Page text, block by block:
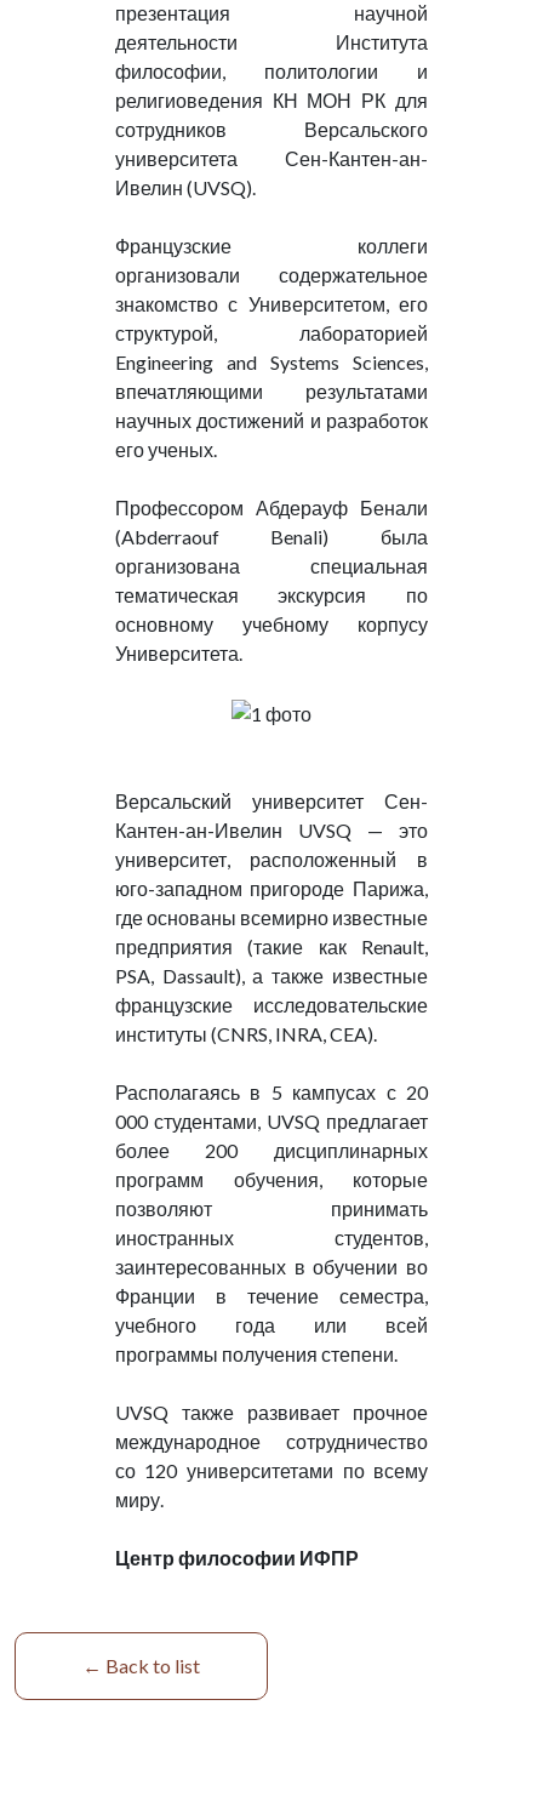
презентация научной
деятельности Института
философии, политологии и
религиоведения КН МОН РК для
сотрудников Версальского
университета Сен-Кантен-ан-
Ивелин (UVSQ).
Французские коллеги
организовали содержательное
знакомство с Университетом, его
структурой, лабораторией
Engineering and Systems Sciences,
впечатляющими результатами
научных достижений и разработок
его ученых.
Профессором Абдерауф Бенали
(Abderraouf Benali) была
организована специальная
тематическая экскурсия по
основному учебному корпусу
Университета.
Версальский университет Сен-
Кантен-ан-Ивелин UVSQ — это
университет, расположенный в
юго-западном пригороде Парижа,
где основаны всемирно известные
предприятия (такие как Renault,
PSA, Dassault), а также известные
французские исследовательские
институты (CNRS, INRA, CEA).
Располагаясь в 5 кампусах с 20
000 студентами, UVSQ предлагает
более 200 дисциплинарных
программ обучения, которые
позволяют принимать
иностранных студентов,
заинтересованных в обучении во
Франции в течение семестра,
учебного года или всей
программы получения степени.
UVSQ также развивает прочное
международное сотрудничество
со 120 университетами по всему
миру.
Центр философии ИФПР
← Back to list